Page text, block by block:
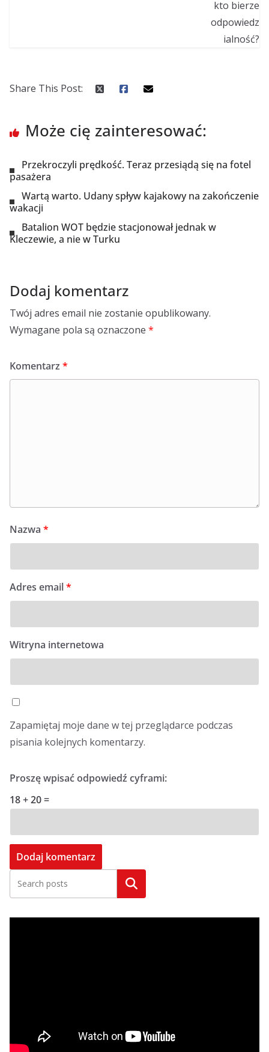
Share This Post:
Może cię zainteresować:
Przekroczyli prędkość. Teraz przesiądą się na fotel
pasażera
Wartą warto. Udany spływ kajakowy na zakończenie
wakacji
Batalion WOT będzie stacjonował jednak w
Kleczewie, a nie w Turku
Dodaj komentarz
Twój adres email nie zostanie opublikowany.
Wymagane pola są oznaczone *
Komentarz *
Nazwa *
Adres email*
Witryna internetowa
Zapamiętaj moje dane w tej przeglądarce podczas
pisania kolejnych komentarzy.
Proszę wpisać odpowiedź cyframi:
18 + 20 =
Szukaj